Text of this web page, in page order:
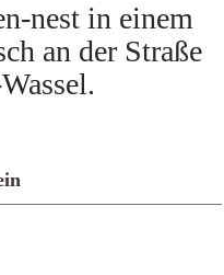
nest in einem
an der Straße